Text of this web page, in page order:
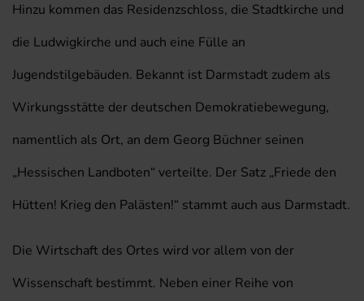
Hinzu kommen das Residenzschloss, die Stadtkirche und
die Ludwigkirche und auch eine Fülle an
Jugendstilgebäuden. Bekannt ist Darmstadt zudem als
Wirkungsstätte der deutschen Demokratiebewegung,
namentlich als Ort, an dem Georg Büchner seinen
„Hessischen Landboten“ verteilte. Der Satz „Friede den
Hütten! Krieg den Palästen!“ stammt auch aus Darmstadt.
Die Wirtschaft des Ortes wird vor allem von der
Wissenschaft bestimmt. Neben einer Reihe von